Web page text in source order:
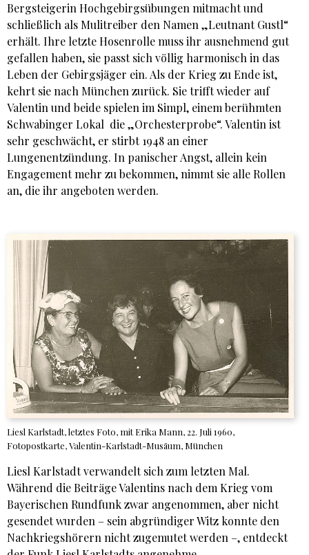
Bergsteigerin Hochgebirgsübungen mitmacht und
schließlich als Mulitreiber den Namen „Leutnant Gustl“
erhält. Ihre letzte Hosenrolle muss ihr ausnehmend gut
gefallen haben, sie passt sich völlig harmonisch in das
Leben der Gebirgsjäger ein. Als der Krieg zu Ende ist,
kehrt sie nach München zurück. Sie trifft wieder auf
Valentin und beide spielen im Simpl, einem berühmten
Schwabinger Lokal die „Orchesterprobe“. Valentin ist
sehr geschwächt, er stirbt 1948 an einer
Lungenentzündung. In panischer Angst, allein kein
Engagement mehr zu bekommen, nimmt sie alle Rollen
an, die ihr angeboten werden.
Liesl Karlstadt, letztes Foto, mit Erika Mann, 22. Juli 1960,
Fotopostkarte, Valentin-Karlstadt-Musäum, München
Liesl Karlstadt verwandelt sich zum letzten Mal.
Während die Beiträge Valentins nach dem Krieg vom
Bayerischen Rundfunk zwar angenommen, aber nicht
gesendet wurden – sein abgründiger Witz konnte den
Nachkriegshörern nicht zugemutet werden –, entdeckt